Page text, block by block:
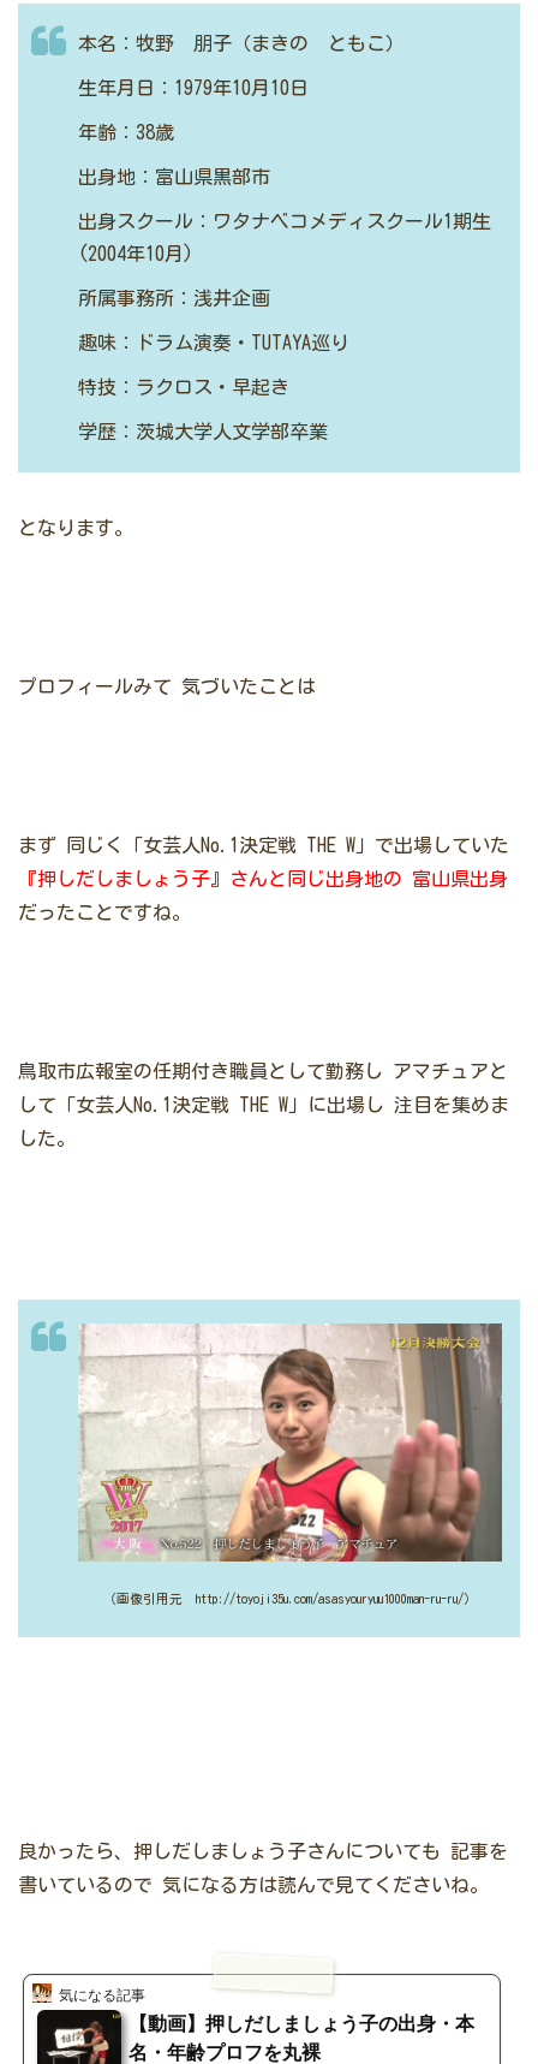
本名：牧野 朋子（まきの ともこ）
生年月日：1979年10月10日
年齢：38歳
出身地：富山県黒部市
出身スクール：ワタナベコメディスクール1期生
(2004年10月)
所属事務所：浅井企画
趣味：ドラム演奏・TUTAYA巡り
特技：ラクロス・早起き
学歴：茨城大学人文学部卒業
となります。
プロフィールみて 気づいたことは
まず 同じく「女芸人No.1決定戦 THE W」で出場していた
『押しだしましょう子』さんと同じ出身地の
富山県出身
だったことですね。
鳥取市広報室の任期付き職員として勤務し アマチュアと
して「女芸人No.1決定戦 THE W」に出場し 注目を集めま
した。
（画像引用元 http://toyoji35u.com/asasyouryuu1000man-ru-ru/）
良かったら、押しだしましょう子さんについても
記事を
書いているので 気になる方は読んで見てくださいね。
気になる記事
【動画】押しだしましょう子の出身・本
名・年齢プロフを丸裸